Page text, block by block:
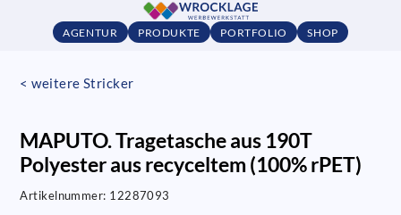
AGENTUR PRODUKTE PORTFOLIO SHOP
< weitere Stricker
MAPUTO. Tragetasche aus 190T
Polyester aus recyceltem (100% rPET)
Artikelnummer: 12287093